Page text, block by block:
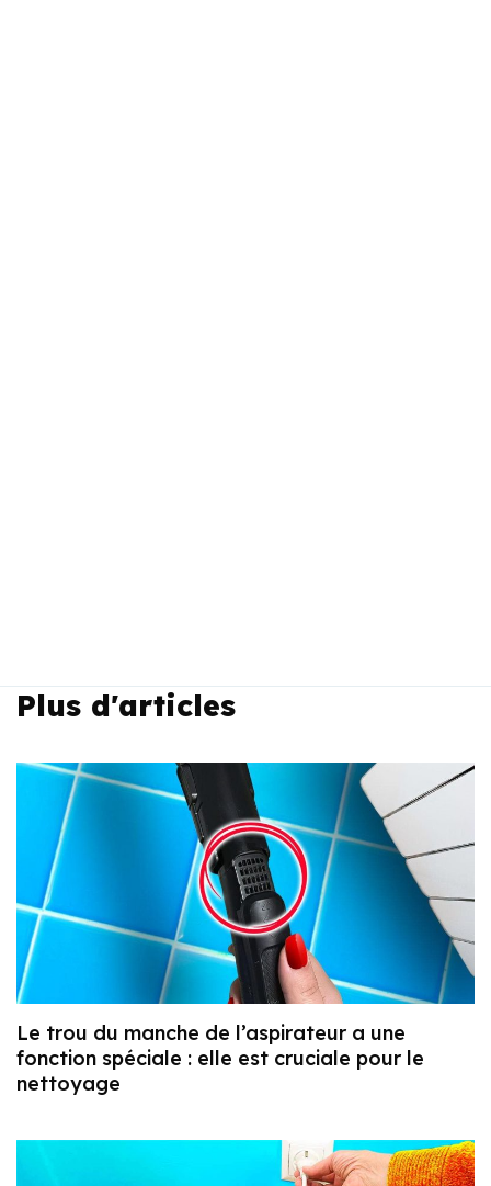
Plus d'articles
Le trou du manche de l’aspirateur a une
fonction spéciale : elle est cruciale pour le
nettoyage